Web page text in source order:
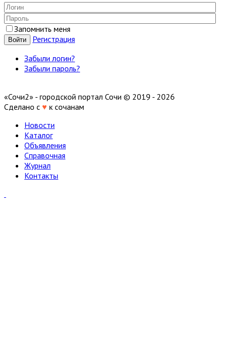
Запомнить меня
Войти
Регистрация
Забыли логин?
Забыли пароль?
«Сочи2» - городской портал Сочи © 2019 - 2026
Сделано с ♥ к сочанам
Новости
Каталог
Объявления
Справочная
Журнал
Контакты